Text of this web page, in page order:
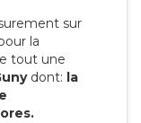
sur
la
tout une
dont: la